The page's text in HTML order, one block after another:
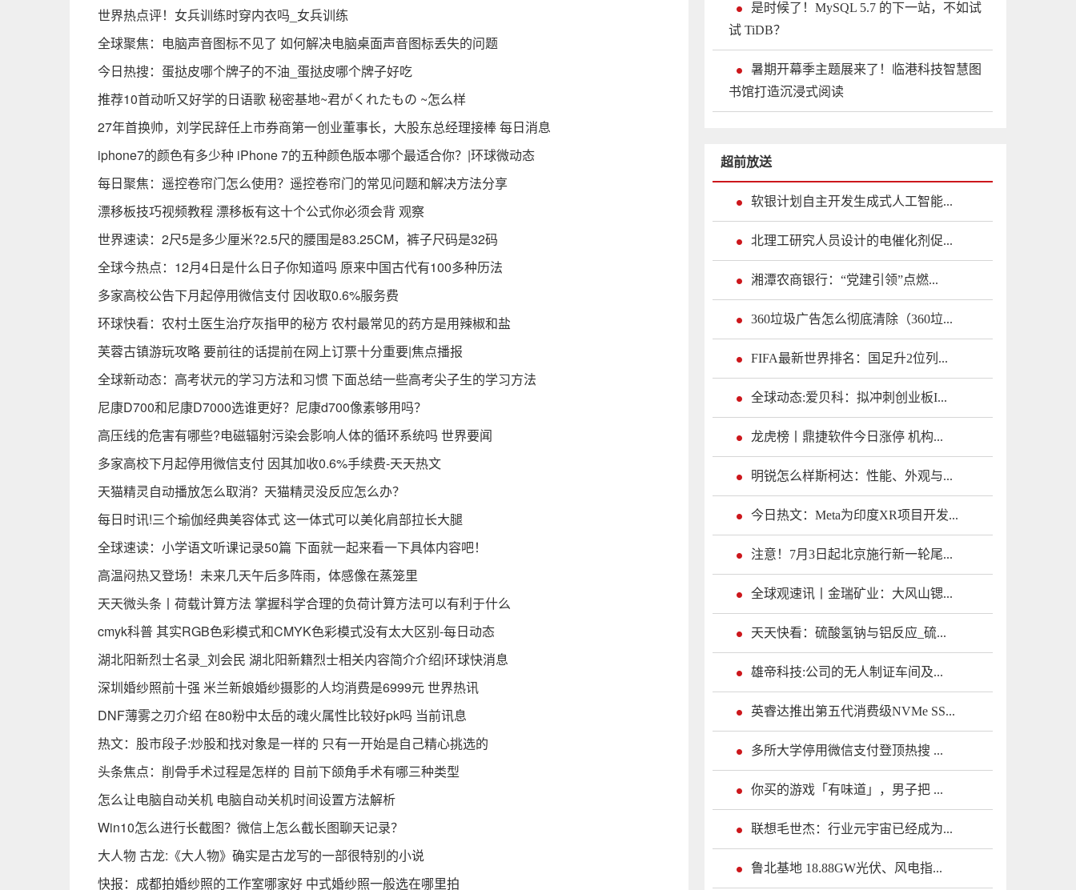
世界热点评！女兵训练时穿内衣吗_女兵训练
全球聚焦：电脑声音图标不见了 如何解决电脑桌面声音图标丢失的问题
今日热搜：蛋挞皮哪个牌子的不油_蛋挞皮哪个牌子好吃
推荐10首动听又好学的日语歌 秘密基地~君がくれたもの ~怎么样
27年首换帅，刘学民辞任上市券商第一创业董事长，大股东总经理接棒 每日消息
iphone7的颜色有多少种 iPhone 7的五种颜色版本哪个最适合你？|环球微动态
每日聚焦：遥控卷帘门怎么使用？遥控卷帘门的常见问题和解决方法分享
漂移板技巧视频教程 漂移板有这十个公式你必须会背 观察
世界速读：2尺5是多少厘米?2.5尺的腰围是83.25CM，裤子尺码是32码
全球今热点：12月4日是什么日子你知道吗 原来中国古代有100多种历法
多家高校公告下月起停用微信支付 因收取0.6%服务费
环球快看：农村土医生治疗灰指甲的秘方 农村最常见的药方是用辣椒和盐
芙蓉古镇游玩攻略 要前往的话提前在网上订票十分重要|焦点播报
全球新动态：高考状元的学习方法和习惯 下面总结一些高考尖子生的学习方法
尼康D700和尼康D7000选谁更好？尼康d700像素够用吗？
高压线的危害有哪些?电磁辐射污染会影响人体的循环系统吗 世界要闻
多家高校下月起停用微信支付 因其加收0.6%手续费-天天热文
天猫精灵自动播放怎么取消？天猫精灵没反应怎么办？
每日时讯!三个瑜伽经典美容体式 这一体式可以美化肩部拉长大腿
全球速读：小学语文听课记录50篇 下面就一起来看一下具体内容吧！
高温闷热又登场！未来几天午后多阵雨，体感像在蒸笼里
天天微头条丨荷载计算方法 掌握科学合理的负荷计算方法可以有利于什么
cmyk科普 其实RGB色彩模式和CMYK色彩模式没有太大区别-每日动态
湖北阳新烈士名录_刘会民 湖北阳新籍烈士相关内容简介介绍|环球快消息
深圳婚纱照前十强 米兰新娘婚纱摄影的人均消费是6999元 世界热讯
DNF薄雾之刃介绍 在80粉中太岳的魂火属性比较好pk吗 当前讯息
热文：股市段子:炒股和找对象是一样的 只有一开始是自己精心挑选的
头条焦点：削骨手术过程是怎样的 目前下颌角手术有哪三种类型
怎么让电脑自动关机 电脑自动关机时间设置方法解析
Win10怎么进行长截图？微信上怎么截长图聊天记录？
大人物 古龙:《大人物》确实是古龙写的一部很特别的小说
快报：成都拍婚纱照的工作室哪家好 中式婚纱照一般选在哪里拍
是时候了！MySQL 5.7 的下一站，不如试
试 TiDB？
暑期开幕季主题展来了！临港科技智慧图
书馆打造沉浸式阅读
超前放送
软银计划自主开发生成式人工智能...
北理工研究人员设计的电催化剂促...
湘潭农商银行：“党建引领”点燃...
360垃圾广告怎么彻底清除（360垃...
FIFA最新世界排名：国足升2位列...
全球动态:爱贝科：拟冲刺创业板I...
龙虎榜丨鼎捷软件今日涨停 机构...
明锐怎么样斯柯达：性能、外观与...
今日热文：Meta为印度XR项目开发...
注意！7月3日起北京施行新一轮尾...
全球观速讯丨金瑞矿业：大风山锶...
天天快看：硫酸氢钠与铝反应_硫...
雄帝科技:公司的无人制证车间及...
英睿达推出第五代消费级NVMe SS...
多所大学停用微信支付登顶热搜 ...
你买的游戏「有味道」，男子把 ...
联想毛世杰：行业元宇宙已经成为...
鲁北基地 18.88GW光伏、风电指...